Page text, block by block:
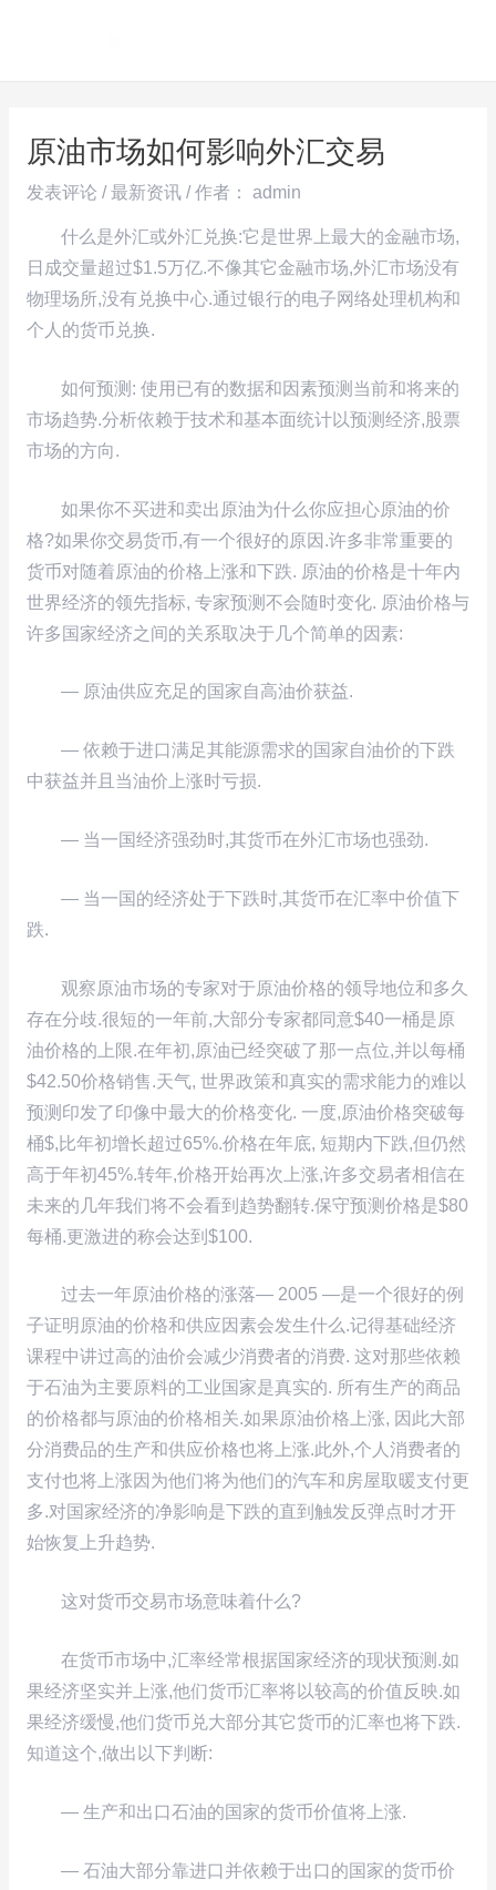
原油市场如何影响外汇交易
发表评论 /最新资讯/ 作者： admin
什么是外汇或外汇兑换:它是世界上最大的金融市场,
日成交量超过$1.5万亿.不像其它金融市场,外汇市场没有
物理场所,没有兑换中心.通过银行的电子网络处理机构和
个人的货币兑换.
如何预测: 使用已有的数据和因素预测当前和将来的
市场趋势.分析依赖于技术和基本面统计以预测经济,股票
市场的方向.
如果你不买进和卖出原油为什么你应担心原油的价
格?如果你交易货币,有一个很好的原因.许多非常重要的
货币对随着原油的价格上涨和下跌. 原油的价格是十年内
世界经济的领先指标, 专家预测不会随时变化. 原油价格与
许多国家经济之间的关系取决于几个简单的因素:
— 原油供应充足的国家自高油价获益.
— 依赖于进口满足其能源需求的国家自油价的下跌
中获益并且当油价上涨时亏损.
— 当一国经济强劲时,其货币在外汇市场也强劲.
— 当一国的经济处于下跌时,其货币在汇率中价值下
跌.
观察原油市场的专家对于原油价格的领导地位和多久
存在分歧.很短的一年前,大部分专家都同意$40一桶是原
油价格的上限.在年初,原油已经突破了那一点位,并以每桶
$42.50价格销售.天气, 世界政策和真实的需求能力的难以
预测印发了印像中最大的价格变化. 一度,原油价格突破每
桶$,比年初增长超过65%.价格在年底, 短期内下跌,但仍然
高于年初45%.转年,价格开始再次上涨,许多交易者相信在
未来的几年我们将不会看到趋势翻转.保守预测价格是$80
每桶.更激进的称会达到$100.
过去一年原油价格的涨落— 2005 —是一个很好的例
子证明原油的价格和供应因素会发生什么.记得基础经济
课程中讲过高的油价会减少消费者的消费. 这对那些依赖
于石油为主要原料的工业国家是真实的. 所有生产的商品
的价格都与原油的价格相关.如果原油价格上涨, 因此大部
分消费品的生产和供应价格也将上涨.此外,个人消费者的
支付也将上涨因为他们将为他们的汽车和房屋取暖支付更
多.对国家经济的净影响是下跌的直到触发反弹点时才开
始恢复上升趋势.
这对货币交易市场意味着什么?
在货币市场中,汇率经常根据国家经济的现状预测.如
果经济坚实并上涨,他们货币汇率将以较高的价值反映.如
果经济缓慢,他们货币兑大部分其它货币的汇率也将下跌.
知道这个,做出以下判断:
— 生产和出口石油的国家的货币价值将上涨.
— 石油大部分靠进口并依赖于出口的国家的货币价